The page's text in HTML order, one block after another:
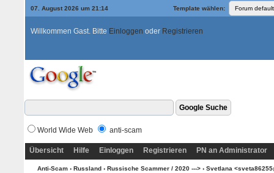
07. August 2026 um 21:14 Template wählen:
Willkommen Gast. Bitte Einloggen oder Registrieren
World Wide Web anti-scam
Übersicht Hilfe Einloggen Registrieren PN an Administrator
Anti-Scam› Russland› Russische Scammer / 2020 --->› Svetlana